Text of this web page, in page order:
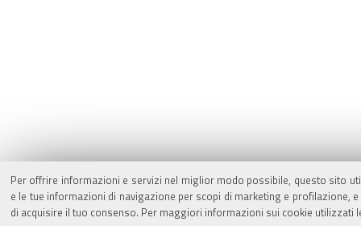
Per offrire informazioni e servizi nel miglior modo possibile, questo sito
e le tue informazioni di navigazione per scopi di marketing e
di acquisire il tuo consenso. Per maggiori informazioni sui cookie utilizzati